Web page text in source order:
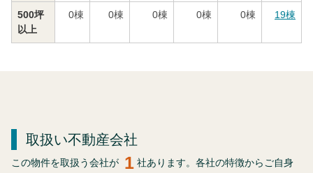
500坪
以上
0棟 0棟 0棟 0棟 0棟 19棟
取扱い不動産会社
この物件を取扱う会社が 1 社あります。各社の特徴からご自身